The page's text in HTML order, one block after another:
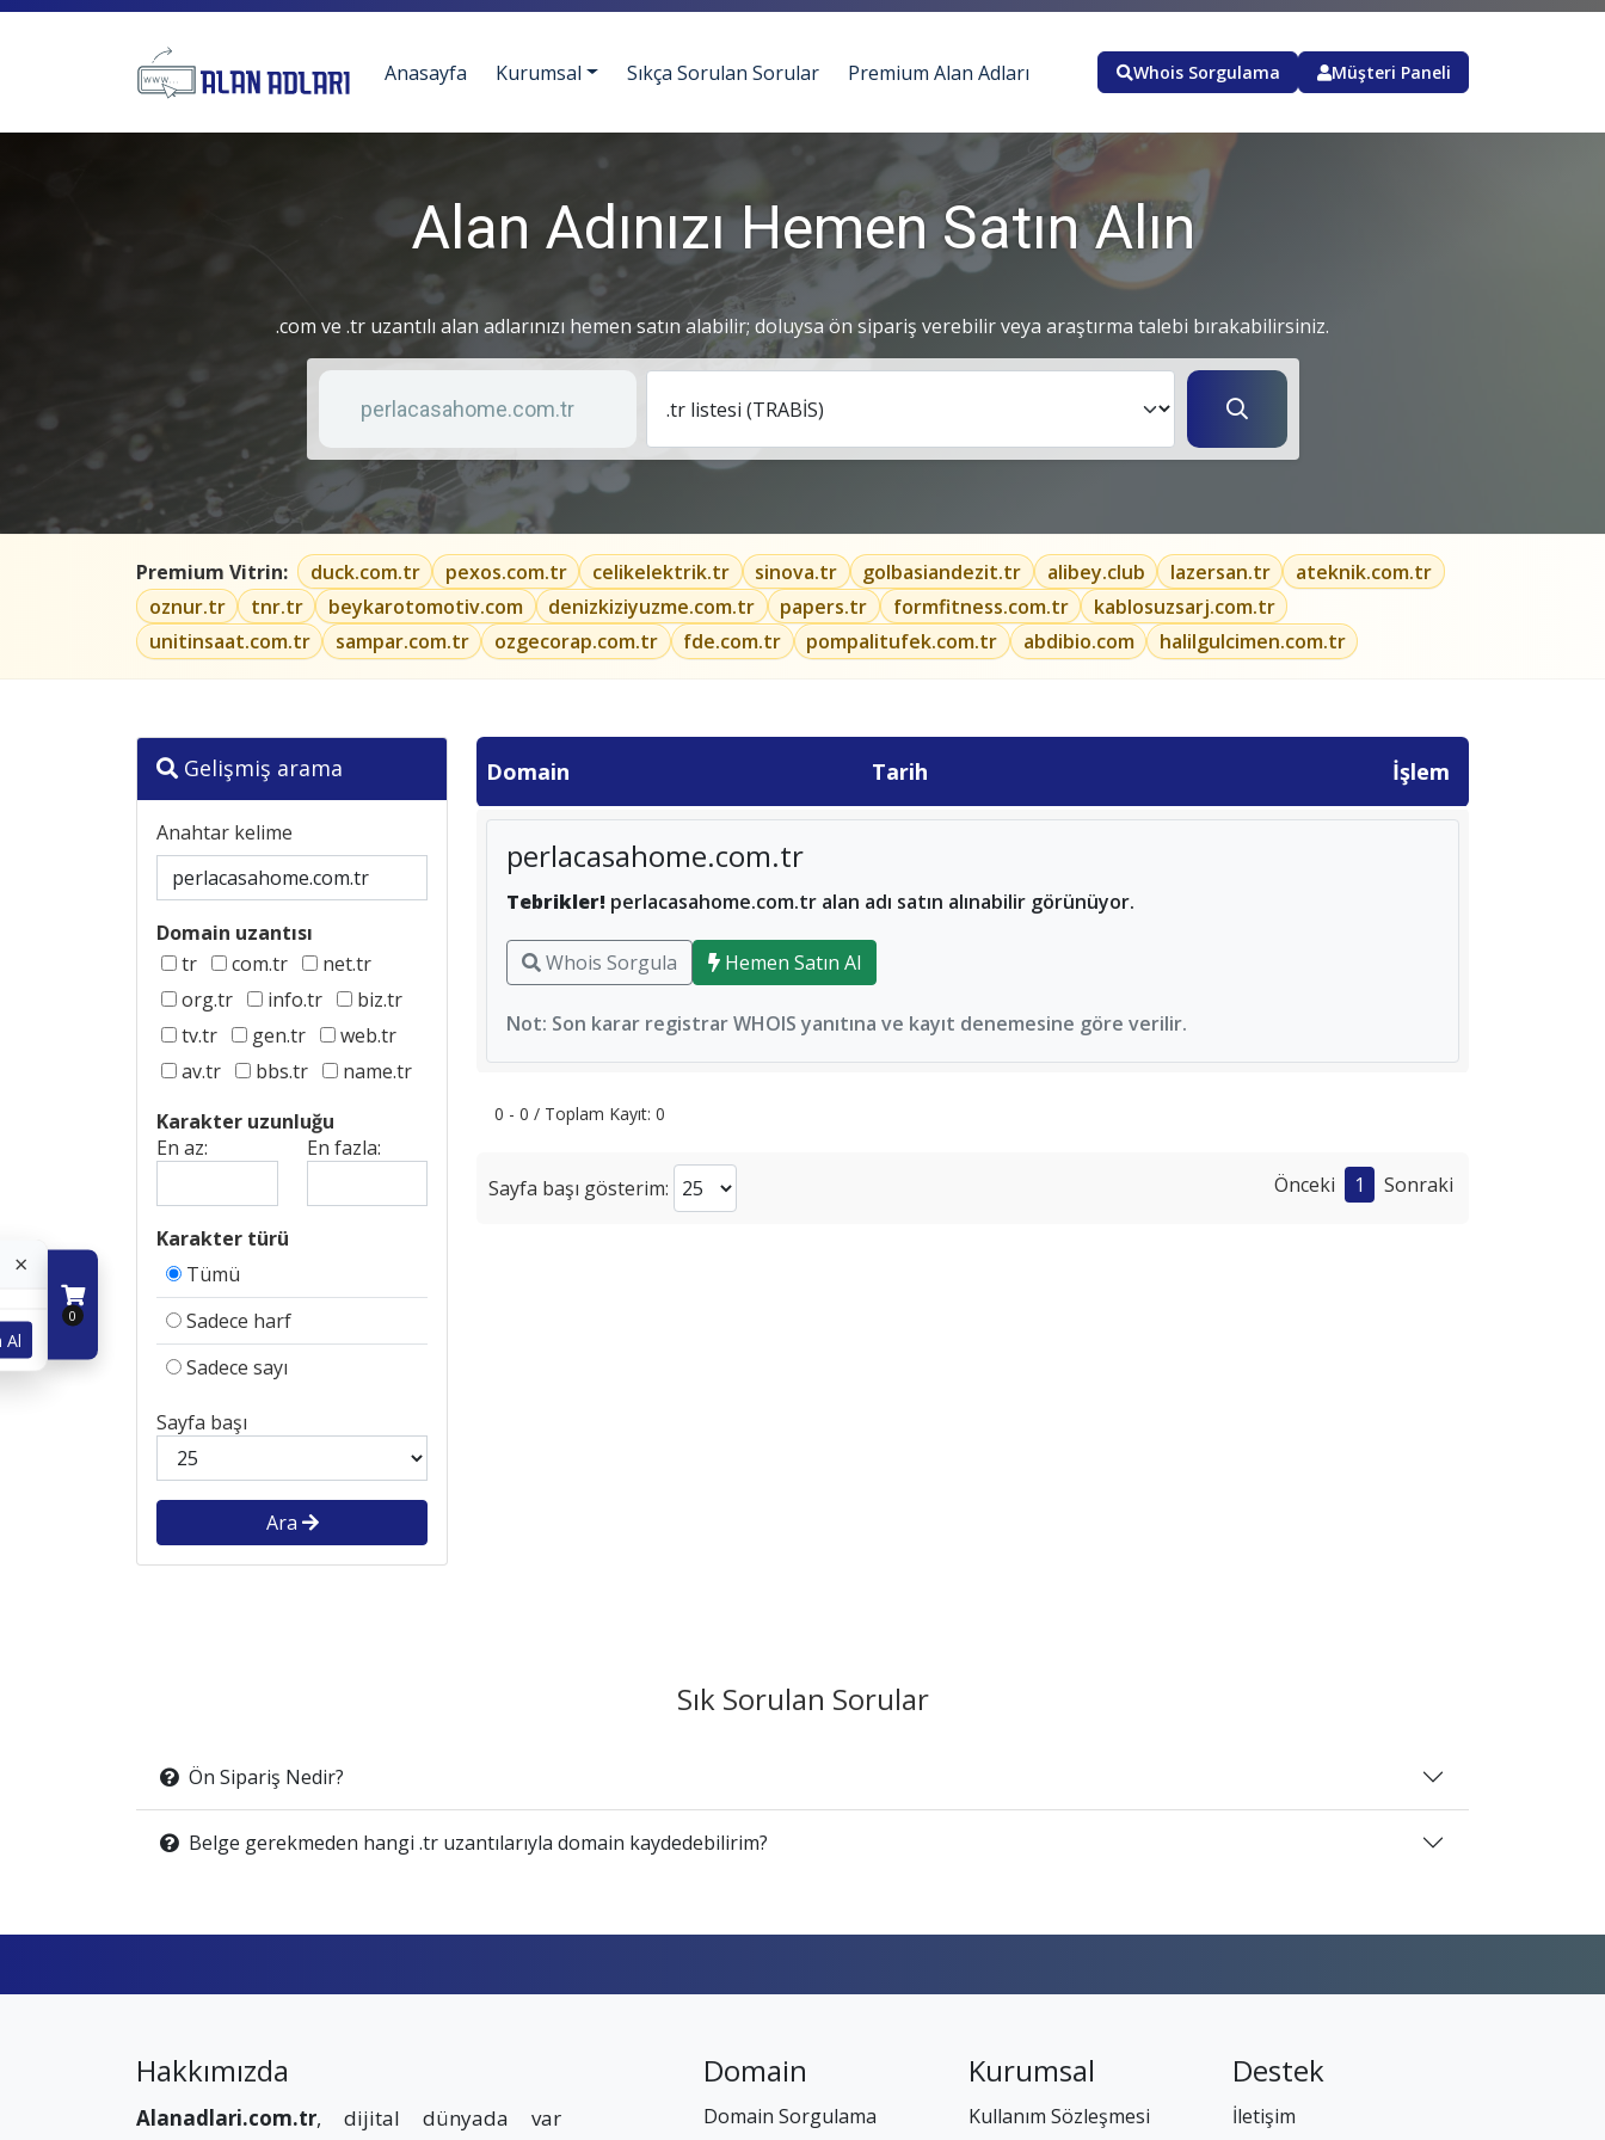
Anasayfa Kurumsal Sıkça Sorulan Sorular Premium Alan Adları Whois Sorgulama Müşteri Paneli
Alan Adınızı Hemen Satın Alın
.com ve .tr uzantılı alan adlarınızı hemen satın alabilir; doluysa ön sipariş verebilir veya araştırma talebi bırakabilirsiniz.
Anahtar kelime
Liste türü
Premium Vitrin: duck.com.tr pexos.com.tr celikelektrik.tr sinova.tr golbasiandezit.tr alibey.club lazersan.tr
ateknik.com.tr
oznur.tr
tnr.tr beykarotomotiv.com denizkiziyuzme.com.tr papers.tr formfitness.com.tr
kablosuzsarj.com.tr
unitinsaat.com.tr
sampar.com.tr ozgecorap.com.tr fde.com.tr pompalitufek.com.tr abdibio.com halilgulcimen.com.tr
Gelişmiş arama
Anahtar kelime
Domain uzantısı
tr
com.tr
net.tr
org.tr
info.tr
biz.tr
tv.tr
gen.tr
web.tr
av.tr
bbs.tr
name.tr
Karakter uzunluğu
En az:
En fazla:
Karakter türü
Tümü
Sadece harf
Sadece sayı
Sayfa başı
Ara
Domain Tarih İşlem
perlacasahome.com.tr
Tebrikler! perlacasahome.com.tr alan adı satın alınabilir görünüyor.
Whois Sorgula Hemen Satın Al
Not: Son karar registrar WHOIS yanıtına ve kayıt denemesine göre verilir.
0 - 0 / Toplam Kayıt: 0
Sayfa başı gösterim: Önceki 1 Sonraki
Sık Sorulan Sorular
Ön Sipariş Nedir?
Belge gerekmeden hangi .tr uzantılarıyla domain kaydedebilirim?
Hakkımızda
Alanadlari.com.tr, dijital dünyada var
Domain
Domain Sorgulama
Kurumsal
Kullanım Sözleşmesi
Destek
İletişim
0
×
Al